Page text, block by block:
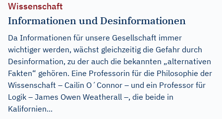
Wissenschaft
Informationen und Desinformationen
Da Informationen für unsere Gesellschaft immer
wichtiger werden, wächst gleichzeitig die Gefahr durch
Desinformation, zu der auch die bekannten „alternativen
Fakten“ gehören. Eine Professorin für die Philosophie der
Wissenschaft – Cailin O´Connor – und ein Professor für
Logik – James Owen Weatherall –, die beide in
Kalifornien...